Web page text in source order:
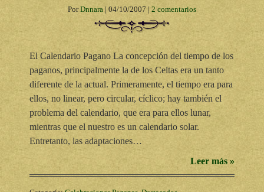
PorDnnara | 04/10/2007 | 2 comentarios
El Calendario Pagano La concepción del tiempo de los
paganos, principalmente la de los Celtas era un tanto
diferente de la actual. Primeramente, el tiempo era para
ellos, no linear, pero circular, cíclico; hay también el
problema del calendario, que era para ellos lunar,
mientras que el nuestro es un calendario solar.
Entretanto, las adaptaciones…
Leer más »